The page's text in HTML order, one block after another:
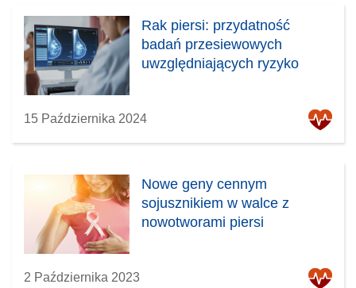
Rak piersi: przydatność
badań przesiewowych
uwzględniających ryzyko
15 Października 2024
Nowe geny cennym
sojusznikiem w walce z
nowotworami piersi
2 Października 2023